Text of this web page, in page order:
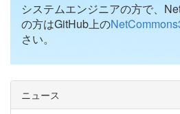
システムエンジニアの方で、
の方はGitHub上の
さい。
ニュース